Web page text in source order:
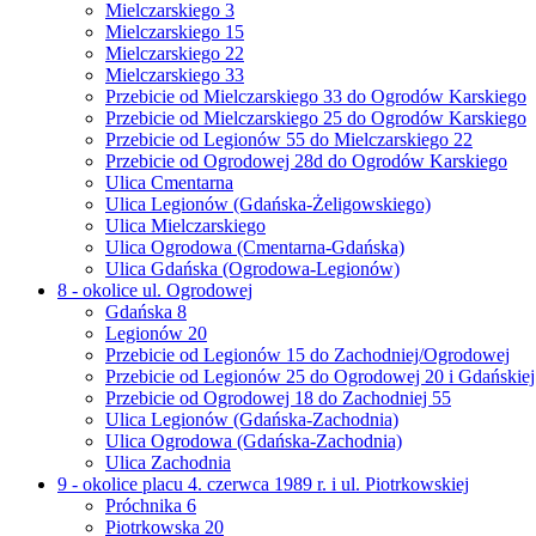
Mielczarskiego 3
Mielczarskiego 15
Mielczarskiego 22
Mielczarskiego 33
Przebicie od Mielczarskiego 33 do Ogrodów Karskiego
Przebicie od Mielczarskiego 25 do Ogrodów Karskiego
Przebicie od Legionów 55 do Mielczarskiego 22
Przebicie od Ogrodowej 28d do Ogrodów Karskiego
Ulica Cmentarna
Ulica Legionów (Gdańska-Żeligowskiego)
Ulica Mielczarskiego
Ulica Ogrodowa (Cmentarna-Gdańska)
Ulica Gdańska (Ogrodowa-Legionów)
8 - okolice ul. Ogrodowej
Gdańska 8
Legionów 20
Przebicie od Legionów 15 do Zachodniej/Ogrodowej
Przebicie od Legionów 25 do Ogrodowej 20 i
Przebicie od Ogrodowej 18 do Zachodniej 55
Ulica Legionów (Gdańska-Zachodnia)
Ulica Ogrodowa (Gdańska-Zachodnia)
Ulica Zachodnia
9 - okolice placu 4. czerwca 1989 r. i ul. Piotrkowskiej
Próchnika 6
Piotrkowska 20